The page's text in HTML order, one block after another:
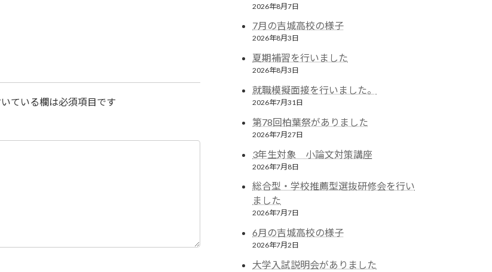
ている欄は必須項目です
2026年8月7日
7月の吉城高校の様子
2026年8月3日
夏期補習を行いました
2026年8月3日
就職模擬面接を行いました。
2026年7月31日
第78回柏葉祭がありました
2026年7月27日
3年生対象 小論文対策講座
2026年7月8日
総合型・学校推薦型選抜研修会を行い
ました
2026年7月7日
6月の吉城高校の様子
2026年7月2日
大学入試説明会がありました